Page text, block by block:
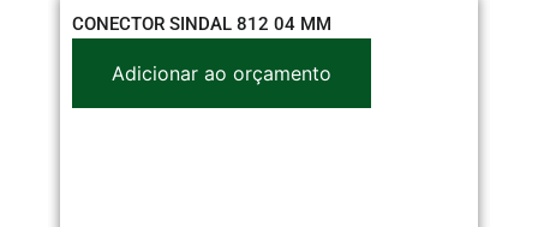
CONECTOR SINDAL 812 04 MM
Adicionar ao orçamento